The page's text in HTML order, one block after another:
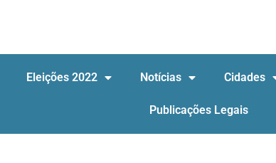
Eleições 2022 Notícias Cidades
Publicações Legais